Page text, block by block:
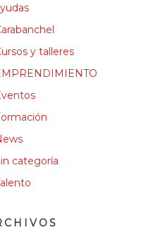
y talleres
categoría